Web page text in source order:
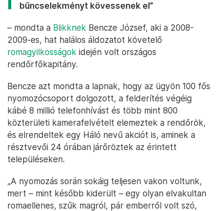
bűncselekményt kövessenek el”
– mondta a Blikknek Bencze József, aki a 2008-
2009-es, hat halálos áldozatot követelő
romagyilkosságok idején volt országos
rendőrfőkapitány.
Bencze azt mondta a lapnak, hogy az ügyön 100 fős
nyomozócsoport dolgozott, a felderítés végéig
kábé 8 millió telefonhívást és több mint 800
közterületi kamerafelvételt elemeztek a rendőrök,
és elrendeltek egy Háló nevű akciót is, aminek a
résztvevői 24 órában járőröztek az érintett
településeken.
„A nyomozás során sokáig teljesen vakon voltunk,
mert – mint később kiderült – egy olyan elvakultan
romaellenes, szűk magról, pár emberről volt szó,